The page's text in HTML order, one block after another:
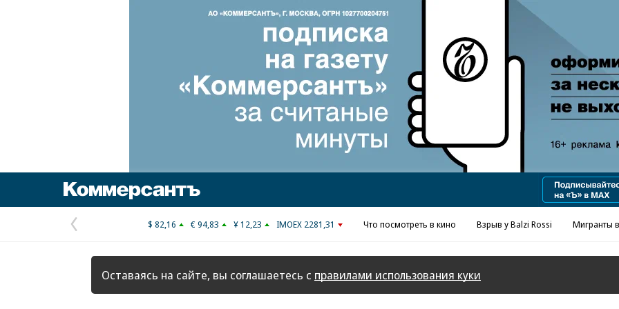
Реклама в «Ъ» www.kommersant.ru/ad
Предыдущая
страница
$ 82,16 € 94,83 ¥ 12,23 IMOEX 2281,31 Что посмотреть в кино Взрыв у Balzi Rossi Мигранты
Оставаясь на сайте, вы соглашаетесь с правилами использования куки